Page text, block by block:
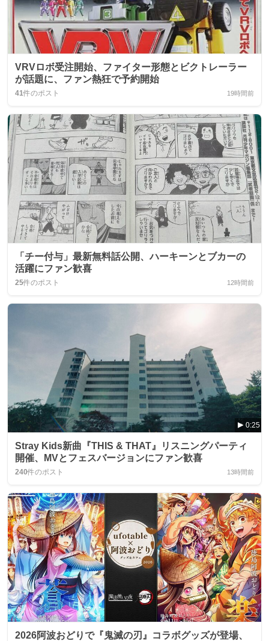
VRVロボ受注開始、ファイター形態とビクトレーラー
が話題に、ファン熱狂で予約開始
41件のポスト 19時間前
「チー付与」最新無料話公開、ハーキーンとブカーの
活躍にファン歓喜
25件のポスト 12時間前
0:25
Stray Kids新曲『THIS & THAT』リスニングパーティ
開催、MVとフェスバージョンにファン歓喜
240件のポスト 13時間前
2026阿波おどりで『鬼滅の刃』コラボグッズが登場、